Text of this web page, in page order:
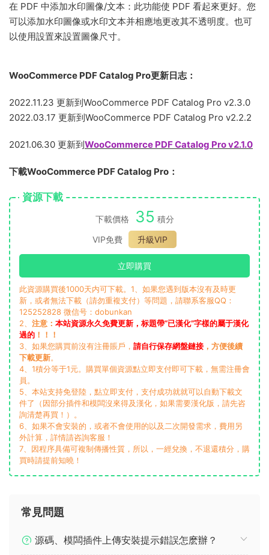
在 PDF 中添加水印圖像/文本：此功能使 PDF 看起來更好。您
可以添加水印圖像或水印文本并相應地更改其不透明度。也可
以使用設置來設置圖像尺寸。
WooCommerce PDF Catalog Pro更新日志：
2022.11.23 更新到WooCommerce PDF Catalog Pro v2.3.0
2022.03.17 更新到WooCommerce PDF Catalog Pro v2.2.2
2021.06.30 更新到 WooCommerce PDF Catalog Pro v2.1.0
下載WooCommerce PDF Catalog Pro：
資源下載
下載價格 35 積分
VIP免費
升級VIP
立即購買
此資源購買後1000天内可下載。1、如果您遇到版本沒有及時更
新，或者無法下載（請勿重複支付）等問題，請聯系客服QQ：
125252828 微信号：dobunkan
2、 注意： 本站資源永久免費更新，标題帶“已漢化”字樣的屬于漢化
過的 ！！！
3、如果您購買前沒有注冊賬戶， 請自行保存網盤鏈接 ，方便後續
下載更新。
4、1積分等于1元。購買單個資源點立即支付即可下載，無需注冊會
員。
5、本站支持免登陸，點立即支付，支付成功就就可以自動下載文
件了（因部分插件和模闆沒來得及漢化，如果需要漢化版，請先咨
詢清楚再買！）。
6、如果不會安裝的，或者不會使用的以及二次開發需求，費用另
外計算，詳情請咨詢客服！
7、因程序具備可複制傳播性質，所以，一經兌換，不退還積分，購
買時請提前知曉！
常見問題
源碼、模闆插件上傳安裝提示錯誤怎麽辦？